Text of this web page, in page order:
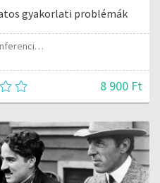
gyakorlati problémák
HVG szemináriumok & konferenciák
8 900 Ft